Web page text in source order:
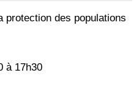
protection des populations
à 17h30